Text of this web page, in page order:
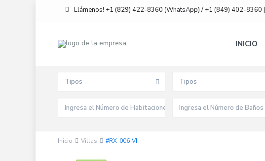
Llámenos! +1 (829) 422-8360 (WhatsApp) / +1 (849) 402-8360 |
INICIO
Tipos Tipos
Inicio Villas #RX-006-VI